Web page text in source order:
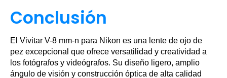
Conclusión
El Vivitar V-8 mm-n para Nikon es una lente de ojo de
pez excepcional que ofrece versatilidad y creatividad a
los fotógrafos y videógrafos. Su diseño ligero, amplio
ángulo de visión y construcción óptica de alta calidad